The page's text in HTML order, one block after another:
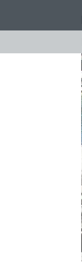
hovedinnhold